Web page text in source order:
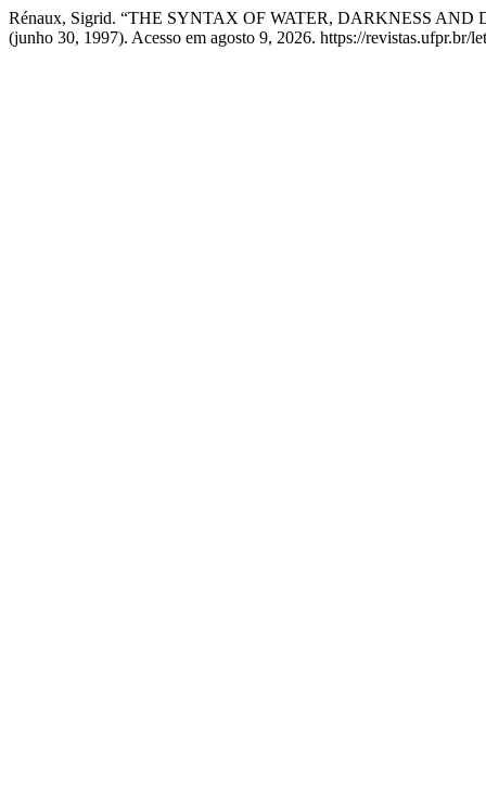
Rénaux, Sigrid. “THE SYNTAX OF WATER, DARKNESS
(junho 30, 1997). Acesso em agosto 9, 2026. https://revistas.ufpr.br/